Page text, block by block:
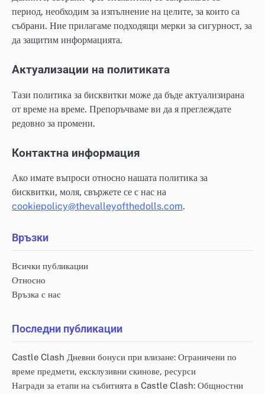
период, необходим за изпълнение на целите, за които са
събрани. Ние прилагаме подходящи мерки за сигурност, за
да защитим информацията.
Актуализации на политиката
Тази политика за бисквитки може да бъде актуализирана
от време на време. Препоръчваме ви да я преглеждате
редовно за промени.
Контактна информация
Ако имате въпроси относно нашата политика за
бисквитки, моля, свържете се с нас на
cookiepolicy@thevalleyofthedolls.com.
Връзки
Всички публикации
Относно
Връзка с нас
Последни публикации
Castle Clash Дневни бонуси при влизане: Ограничени по
време предмети, ексклузивни скинове, ресурси
Награди за етапи на събитията в Castle Clash: Общностни